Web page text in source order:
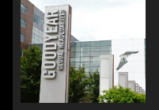
ー
シ
ョ